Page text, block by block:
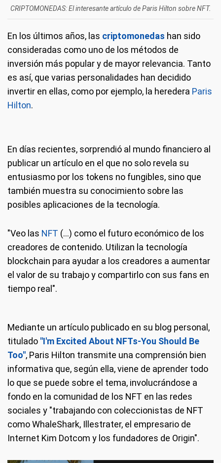
CRIPTOMONEDAS: El interesante artículo de Paris Hilton sobre NFT.
En los últimos años, las criptomonedas han sido
consideradas como uno de los métodos de
inversión más popular y de mayor relevancia. Tanto
es así, que varias personalidades han decidido
invertir en ellas, como por ejemplo, la heredera Paris
Hilton.
En días recientes, sorprendió al mundo financiero al
publicar un artículo en el que no solo revela su
entusiasmo por los tokens no fungibles, sino que
también muestra su conocimiento sobre las
posibles aplicaciones de la tecnología.
"Veo las NFT (…) como el futuro económico de los
creadores de contenido. Utilizan la tecnología
blockchain para ayudar a los creadores a aumentar
el valor de su trabajo y compartirlo con sus fans en
tiempo real".
Mediante un artículo publicado en su blog personal,
titulado "I'm Excited About NFTs-You Should Be
Too", Paris Hilton transmite una comprensión bien
informativa que, según ella, viene de aprender todo
lo que se puede sobre el tema, involucrándose a
fondo en la comunidad de los NFT en las redes
sociales y "trabajando con coleccionistas de NFT
como WhaleShark, Illestrater, el empresario de
Internet Kim Dotcom y los fundadores de Origin".